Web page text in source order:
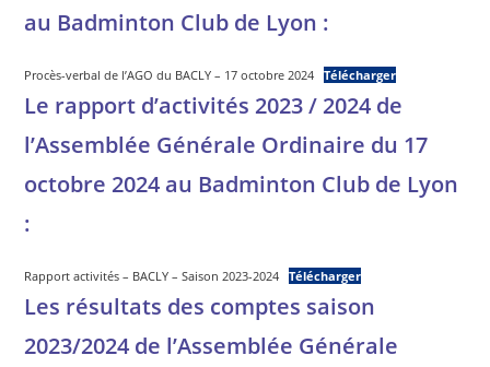
au Badminton Club de Lyon :
Procès-verbal de l’AGO du BACLY – 17 octobre 2024 Télécharger
Le rapport d’activités 2023 / 2024 de
l’Assemblée Générale Ordinaire du 17
octobre 2024 au Badminton Club de Lyon
:
Rapport activités – BACLY – Saison 2023-2024 Télécharger
Les résultats des comptes saison
2023/2024 de l’Assemblée Générale